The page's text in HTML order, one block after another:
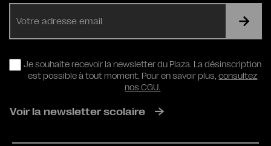
RGPD
Je souhaite recevoir la newsletter du Plaza. La désinscription
est possible à tout moment. Pour en savoir plus,consultez
nos CGU.
Voir la newsletter scolaire